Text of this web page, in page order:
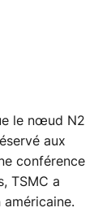
le nœud N2
aux
conférence
TSMC a